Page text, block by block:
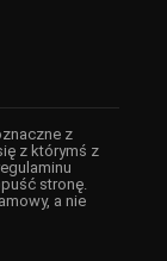
z
z którymś z
stronę.
a nie